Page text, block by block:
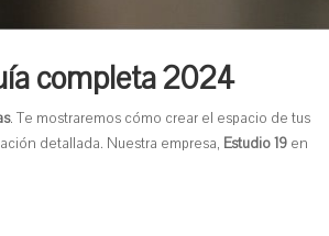
completa 2024
. Te mostraremos cómo crear el espacio de tus
detallada. Nuestra empresa, Estudio 19 en